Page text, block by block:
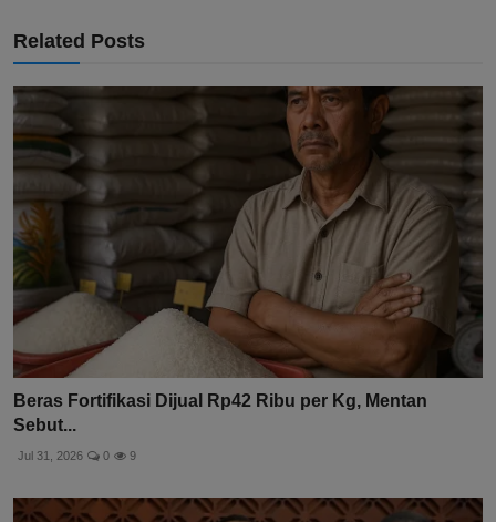
Related Posts
Beras Fortifikasi Dijual Rp42 Ribu per Kg, Mentan
Sebut...
Jul 31, 2026 0 9